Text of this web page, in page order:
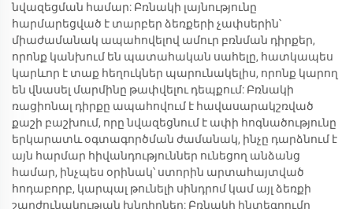
նվազեցման համար: Բռնակի լայնությունը
հարմարեցված է տարբեր ձեռքերի չափսերին՝
միաժամանակ ապահովելով ամուր բռնման դիրքեր,
որոնք կանխում են պատահական սահելը, հատկապես
կարևոր է տաք հեղուկներ պարունակելիս, որոնք կարող
են վնասել մարմինը թափվելու դեպքում: Բռնակի
ռացիոնալ դիրքը ապահովում է հավասարակշռված
քաշի բաշխում, որը նվազեցնում է ափի հոգնածությունը
երկարատև օգտագործման ժամանակ, ինչը դարձնում է
այն հարմար հիվանդություններ ունեցող անձանց
համար, ինչպես օրինակ՝ ստորին արտահայտված
հոդաբորբ, կարպալ թունելի սինդրոմ կամ այլ ձեռքի
շարժունակության խնդիրներ: Բռնակի ինտեգրումը